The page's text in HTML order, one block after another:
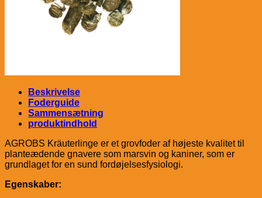
Beskrivelse
Foderguide
Sammensætning
produktindhold
AGROBS Kräuterlinge er et grovfoder af højeste kvalitet til
planteædende gnavere som marsvin og kaniner, som er
grundlaget for en sund fordøjelsesfysiologi.
Egenskaber: